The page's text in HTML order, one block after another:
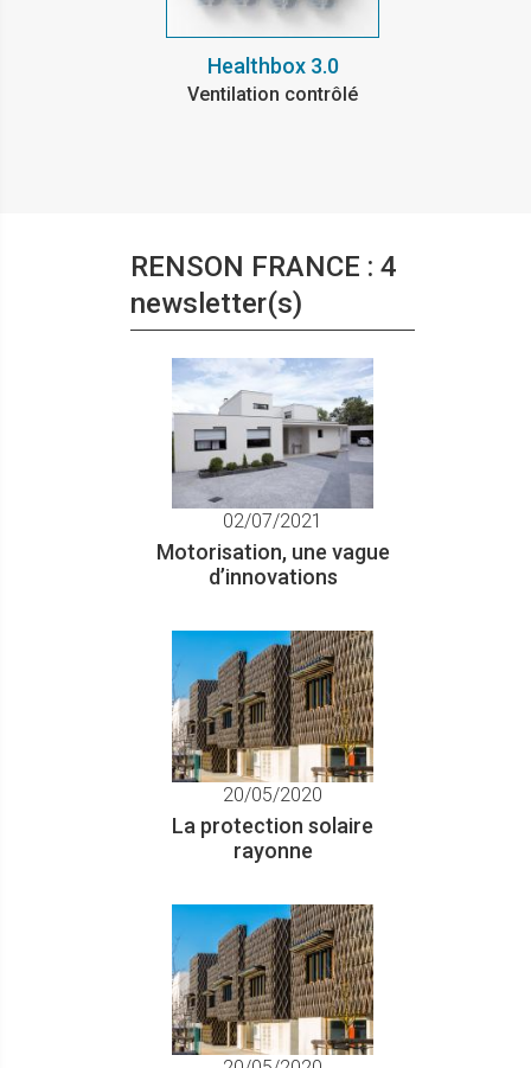
Healthbox 3.0
Ventilation contrôlé
RENSON FRANCE : 4
newsletter(s)
02/07/2021
Motorisation, une vague
d’innovations
20/05/2020
La protection solaire
rayonne